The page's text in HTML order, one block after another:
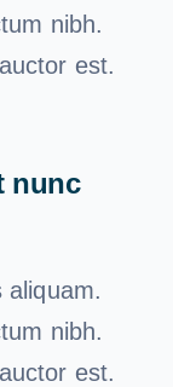
nibh.
est.
nunc
aliquam.
nibh.
est.